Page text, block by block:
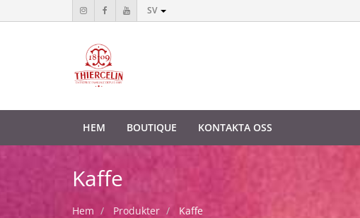
SV
HEM BOUTIQUE KONTAKTA OSS
Kaffe
Hem Produkter Kaffe